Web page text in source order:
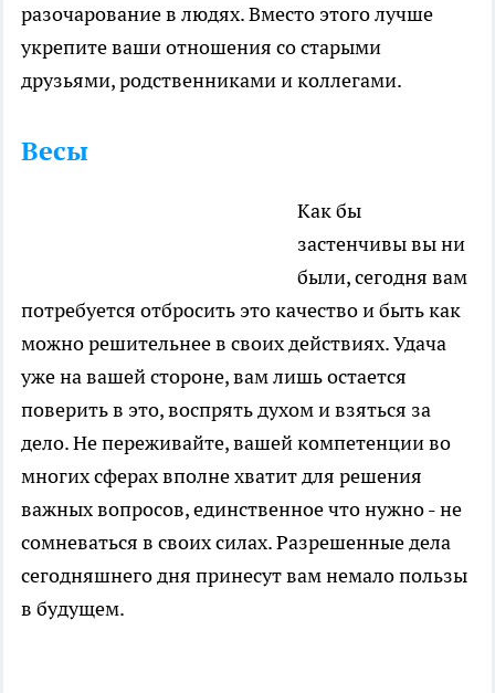
разочарование в людях. Вместо этого лучше
укрепите ваши отношения со старыми
друзьями, родственниками и коллегами.
Весы
Как бы
застенчивы вы ни
были, сегодня вам
потребуется отбросить это качество и быть как
можно решительнее в своих действиях. Удача
уже на вашей стороне, вам лишь остается
поверить в это, воспрять духом и взяться за
дело. Не переживайте, вашей компетенции во
многих сферах вполне хватит для решения
важных вопросов, единственное что нужно - не
сомневаться в своих силах. Разрешенные дела
сегодняшнего дня принесут вам немало пользы
в будущем.